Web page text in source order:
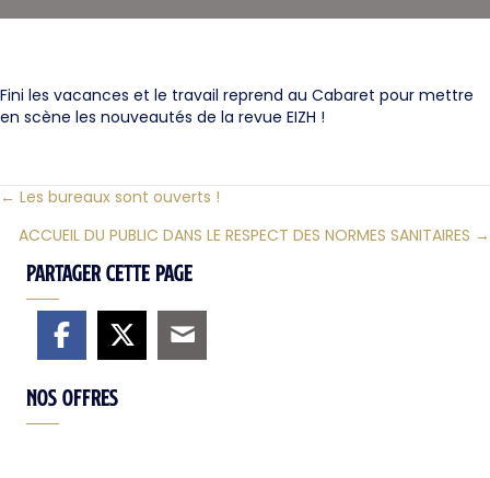
Fini les vacances et le travail reprend au Cabaret pour mettre
en scène les nouveautés de la revue EIZH !
Posts
navigation
← Les bureaux sont ouverts !
ACCUEIL DU PUBLIC DANS LE RESPECT DES NORMES SANITAIRES →
Partager cette page
Nos offres